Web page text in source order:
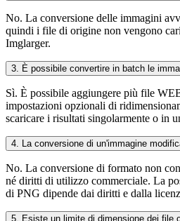
No. La conversione delle immagini
quindi i file di origine non vengono
Imglarger.
3. È possibile convertire in batch le
Sì. È possibile aggiungere più file
impostazioni opzionali di
scaricare i risultati singolarmente o in
4. La conversione di un'immagine
No. La conversione di formato non
né diritti di utilizzo commerciale. La
di PNG dipende dai diritti e dalla
5. Esiste un limite di dimensione dei file